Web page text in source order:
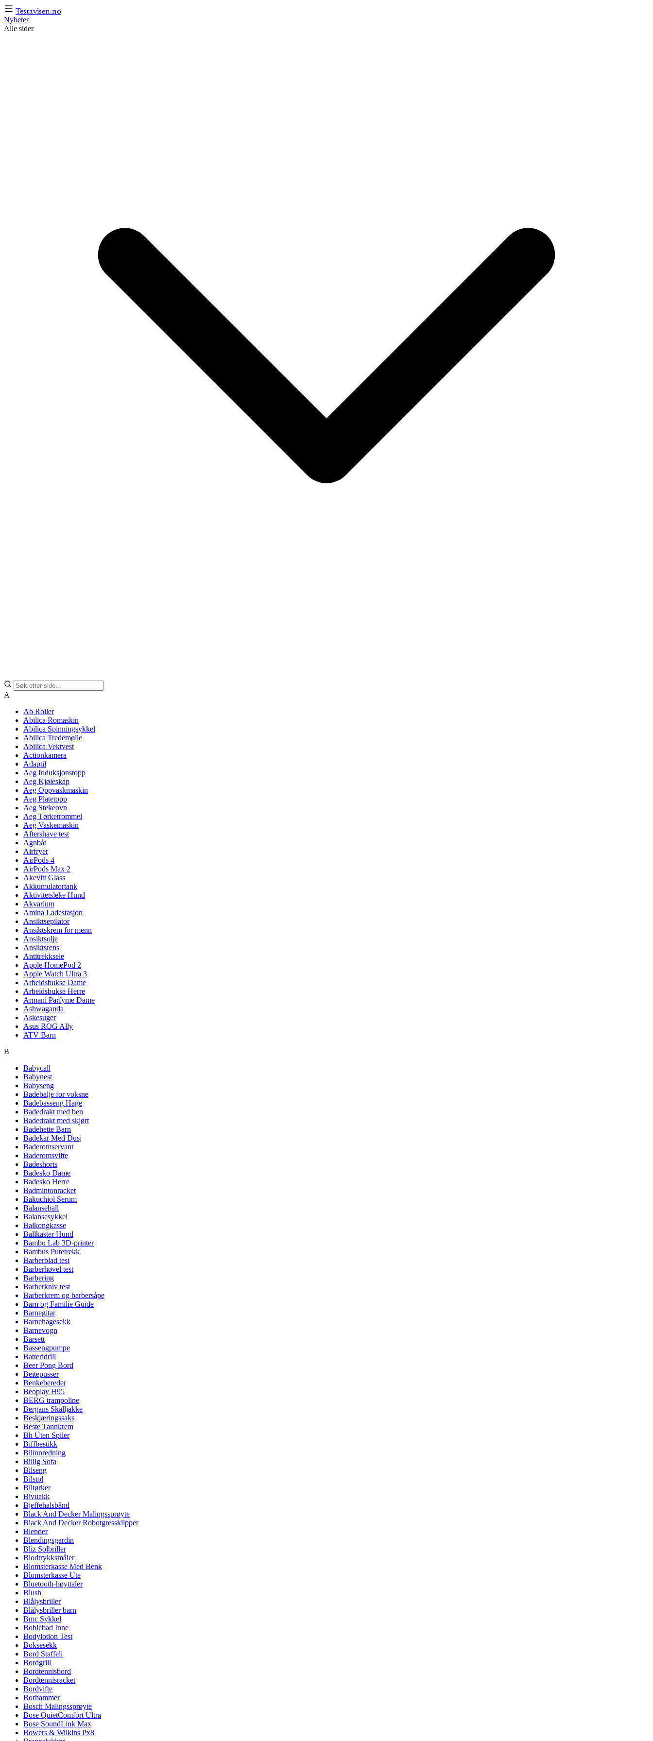
Testavisen.no
Nyheter
Alle sider
A
Ab Roller
Abilica Romaskin
Abilica Spinningsykkel
Abilica Tredemølle
Abilica Vektvest
Actionkamera
Adaptil
Aeg Induksjonstopp
Aeg Kjøleskap
Aeg Oppvaskmaskin
Aeg Platetopp
Aeg Stekeovn
Aeg Tørketrommel
Aeg Vaskemaskin
Aftershave test
Agnbåt
Airfryer
AirPods 4
AirPods Max 2
Akevitt Glass
Akkumulatortank
Aktivitetsleke Hund
Akvarium
Amina Ladestasjon
Ansiktsepilator
Ansiktskrem for menn
Ansiktsolje
Ansiktsrens
Antitrekksele
Apple HomePod 2
Apple Watch Ultra 3
Arbeidsbukse Dame
Arbeidsbukse Herre
Armani Parfyme Dame
Ashwaganda
Askesuger
Asus ROG Ally
ATV Barn
B
Babycall
Babynest
Babyseng
Badebalje for voksne
Badebasseng Hage
Badedrakt med ben
Badedrakt med skjørt
Badehette Barn
Badekar Med Dusj
Baderomservant
Baderomsvifte
Badeshorts
Badesko Dame
Badesko Herre
Badmintonracket
Bakuchiol Serum
Balanseball
Balansesykkel
Balkongkasse
Ballkaster Hund
Bambu Lab 3D-printer
Bambus Putetrekk
Barberblad test
Barberhøvel test
Barbering
Barberkniv test
Barberkrem og barbersåpe
Barn og Familie Guide
Barnegitar
Barnehagesekk
Barnevogn
Barsett
Bassengpumpe
Batteridrill
Beer Pong Bord
Beitepusser
Benkebereder
Beoplay H95
BERG trampoline
Bergans Skalljakke
Beskjæringssaks
Beste Tannkrem
Bh Uten Spiler
Biffbestikk
Bilinnredning
Billig Sofa
Bilseng
Bilstol
Biltørker
Bivuakk
Bjeffehalsbånd
Black And Decker Malingssprøyte
Black And Decker Robotgressklipper
Blender
Blendingsgardin
Bliz Solbriller
Blodtrykksmåler
Blomsterkasse Med Benk
Blomsterkasse Ute
Bluetooth-høyttaler
Blush
Blålysbriller
Blålysbriller barn
Bmc Sykkel
Boblebad Inne
Bodylotion Test
Boksesekk
Bord Staffeli
Bordgrill
Bordtennisbord
Bordtennisracket
Bordvifte
Borhammer
Bosch Malingssprøyte
Bose QuietComfort Ultra
Bose SoundLink Max
Bowers & Wilkins Px8